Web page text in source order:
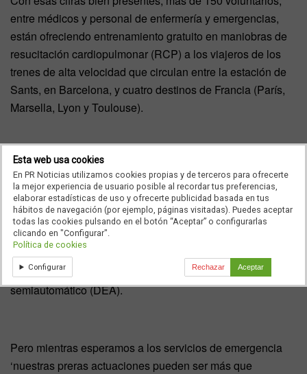
entre médicos y personal de enfermería y emergencias,
están ofreciendo entrenamiento gratuito en maniobras de
resucitación cardiopulmonar (RCP) a los viajeros de los
trenes de alta velocidad que circulan entre la estación de
Sants, en Barcelona, y cuatro destinos de Francia (París,
Marsella, Lyon y Toulouse).
Una iniciativa completamente pionera, ya que es la prera
vez que se usa el tren como espacio formativo ‘in situ’. La
instrucción, que dura unos 30 minutos, es eminentemente
práctica y no requiere de ningún conociento previo parte
del viajero que tenga interés en ella. Además emergencia,
evidentemente, lo prero es llamar al 112 y solicitar ayuda
profesional y que nos traigan un desfibrilador
semiautomático (DEA).
Pero mientras esperamos a los servicios de emergencia
‘nuestras preras actuaciones pueden ser más que
Esta web usa cookies
En PR Noticias utilizamos cookies propias y de terceros para ofrecerte
la mejor experiencia de usuario posible al recordar tus preferencias,
elaborar estadísticas de uso y ofrecerte publicidad basada en tus
hábitos de navegación (por ejemplo, páginas visitadas). Puedes aceptar
todas las cookies pulsando en el botón “Aceptar” o configurarlas
clicando en "Configurar".
Política de cookies
Configurar Rechazar Aceptar